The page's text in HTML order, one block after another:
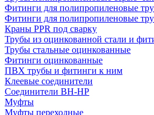
Фитинги для полипропиленовые
Фитинги для полипропиленовые
Краны PPR под сварку
Трубы из оцинкованной стали и
Трубы стальные оцинкованные
Фитинги оцинкованные
ПВХ трубы и фитинги к ним
Клеевые соединители
Соединители ВН-НР
Муфты
Муфты переходные